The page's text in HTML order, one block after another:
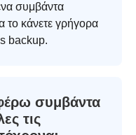
συμβάντα
το κάνετε γρήγορα
backup.
συμβάντα
τις